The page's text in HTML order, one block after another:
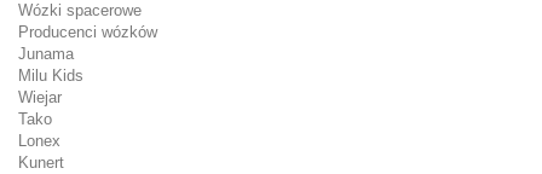
Wózki spacerowe
Producenci wózków
Junama
Milu Kids
Wiejar
Tako
Lonex
Kunert